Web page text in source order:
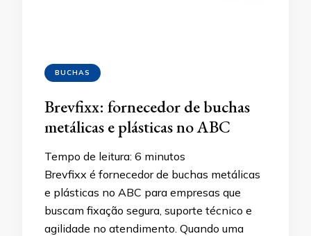
BUCHAS
Brevfixx: fornecedor de buchas
metálicas e plásticas no ABC
Tempo de leitura: 6 minutos
Brevfixx é fornecedor de buchas metálicas
e plásticas no ABC para empresas que
buscam fixação segura, suporte técnico e
agilidade no atendimento. Quando uma